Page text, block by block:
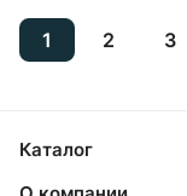
1 2 3
Каталог